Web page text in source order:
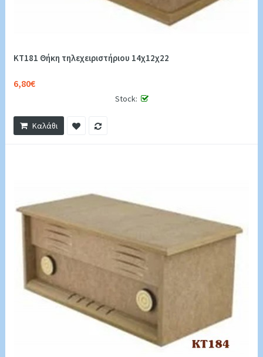
KT181 Θήκη τηλεχειριστήριου 14χ12χ22
6,80€
Stock:
Καλάθι